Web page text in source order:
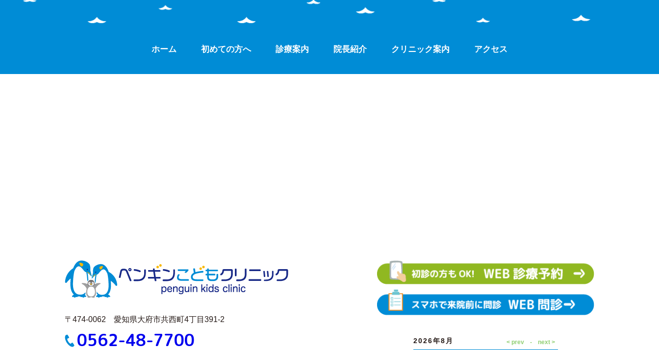
ホーム 初めての方へ 診療案内 院長紹介 クリニック案内 アクセス
〒474-0062 愛知県大府市共西町4丁目391-2
0562-48-7700 2026年8月